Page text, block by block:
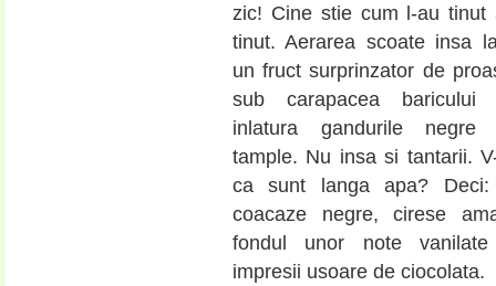
zic! Cine stie cum l-au tinut
tinut. Aerarea scoate insa
un fruct surprinzator de
sub carapacea
inlatura gandurile
tample. Nu insa si tantarii.
ca sunt langa apa? Deci:
coacaze negre, cirese
fondul unor note
impresii usoare de ciocolata.